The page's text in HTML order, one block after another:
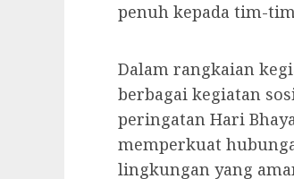
penuh kepada tim-
Dalam rangkaian
berbagai kegiatan
peringatan Hari
memperkuat
lingkungan yang